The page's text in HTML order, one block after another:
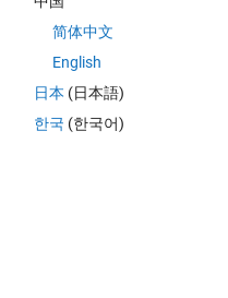
am 18 Feb. 2020
Akzeptiert:
简体中文
English
日本 (日本語)
한국 (한국어)